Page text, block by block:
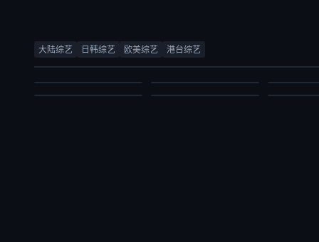
大陆综艺 日韩综艺 欧美综艺 港台综艺
综艺
2026/中国大陆
2026-07-03
综艺
2026/韩国
2026-07-03
2026/中国
周涛,袁咏仪,彭冠英,萧敬腾,方媛,阿如那,徐志胜,李雪琴,李嘉琦,王子奇,滕哲,徐若晗,陈鑫海,庾恩利,贺峻霖
大陆综艺
2026/大陆
徐章勋,李枖原,金曜汉
日韩综艺
2026/韩国
大陆综艺
2026/大陆